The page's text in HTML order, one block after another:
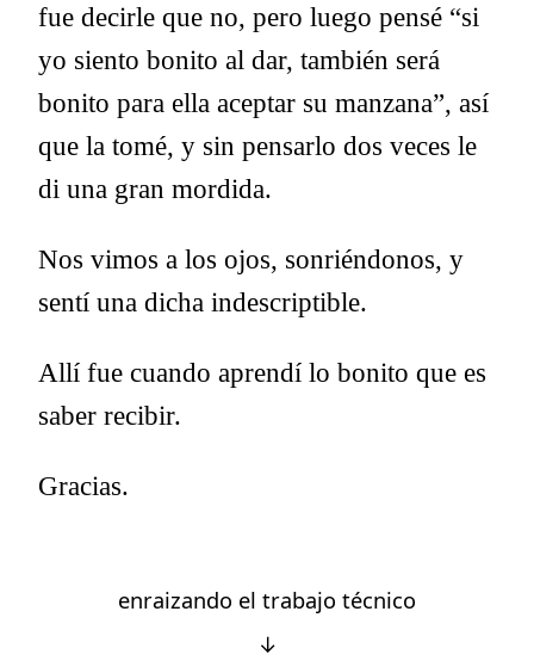
fue decirle que no, pero luego pensé “si
yo siento bonito al dar, también será
bonito para ella aceptar su manzana”, así
que la tomé, y sin pensarlo dos veces le
di una gran mordida.
Nos vimos a los ojos, sonriéndonos, y
sentí una dicha indescriptible.
Allí fue cuando aprendí lo bonito que es
saber recibir.
Gracias.
enraizando el trabajo técnico
↓